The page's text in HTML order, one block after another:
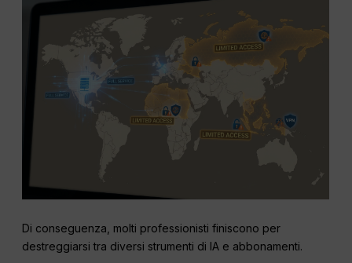
Di conseguenza, molti professionisti finiscono per
destreggiarsi tra diversi strumenti di IA e abbonamenti.